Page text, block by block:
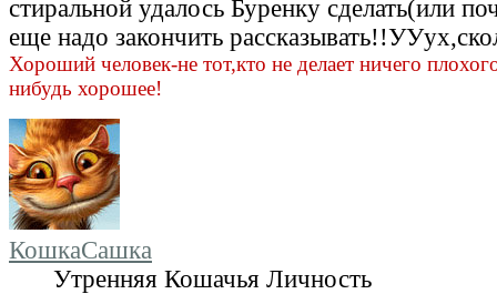
стиральной удалось Буренку сделать(или
еще надо закончить
Хороший человек-не тот,кто не делает ничего
нибудь хорошее!
КошкаСашка
Утренняя Кошачья Личность